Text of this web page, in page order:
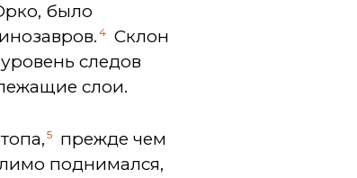
было
4 Склон
следов
слои.
5
прежде чем
поднимался,